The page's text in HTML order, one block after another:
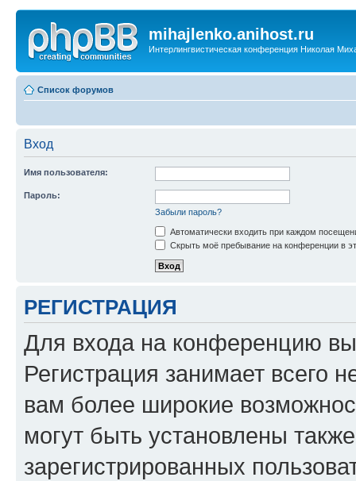
mihajlenko.anihost.ru
Интерлингвистическая конференция Николая
Список форумов
Вход
Имя пользователя:
Пароль:
Забыли пароль?
Автоматически входить при каждом
Скрыть моё пребывание на конференции в
РЕГИСТРАЦИЯ
Для входа на конференцию
Регистрация занимает всего
вам более широкие
могут быть установлены
зарегистрированных